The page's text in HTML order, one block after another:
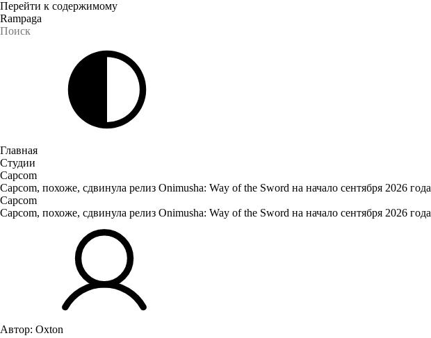
Перейти к содержимому
Rampaga
Главная
Студии
Capcom
Capcom, похоже, сдвинула релиз Onimusha: Way of the Sword на начало сентября 2026 года
Capcom
Capcom, похоже, сдвинула релиз Onimusha: Way of the Sword на начало сентября 2026 года
Автор: Oxton